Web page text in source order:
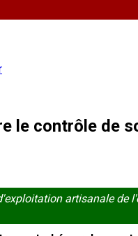
le contrôle de
artisanale de